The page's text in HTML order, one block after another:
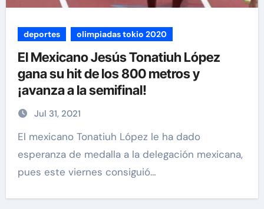
deportes olimpiadas tokio 2020
El Mexicano Jesús Tonatiuh López
gana su hit de los 800 metros y
¡avanza a la semifinal!
Jul 31, 2021
El mexicano Tonatiuh López le ha dado
esperanza de medalla a la delegación mexicana,
pues este viernes consiguió…